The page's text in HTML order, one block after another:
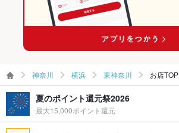
グパーティ
－
東神奈川駅 × 軽食・その他グルメ
神奈川 横浜 東神奈川 お店TOP
夏のポイント還元祭2026
最大15,000ポイント還元